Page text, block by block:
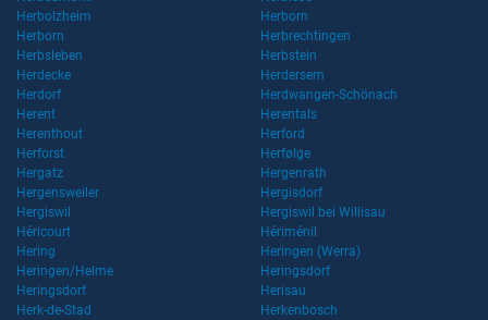
Herbolzheim
Herborn
Herborn
Herbrechtingen
Herbsleben
Herbstein
Herdecke
Herdersem
Herdorf
Herdwangen-Schönach
Herent
Herentals
Herenthout
Herford
Herforst
Herfølge
Hergatz
Hergenrath
Hergensweiler
Hergisdorf
Hergiswil
Hergiswil bei Willisau
Héricourt
Hériménil
Hering
Heringen (Werra)
Heringen/Helme
Heringsdorf
Heringsdorf
Herisau
Herk-de-Stad
Herkenbosch